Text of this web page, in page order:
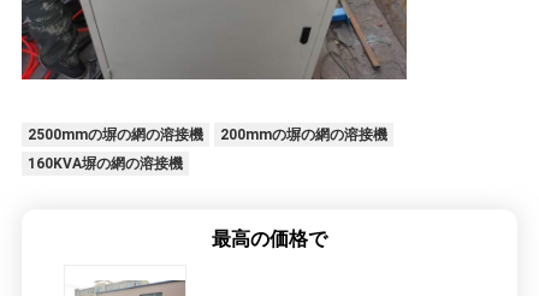
2500mmの塀の網の溶接機
200mmの塀の網の溶接機
160KVA塀の網の溶接機
最高の価格で